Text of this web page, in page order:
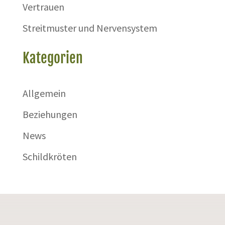
Vertrauen
Streitmuster und Nervensystem
Kategorien
Allgemein
Beziehungen
News
Schildkröten